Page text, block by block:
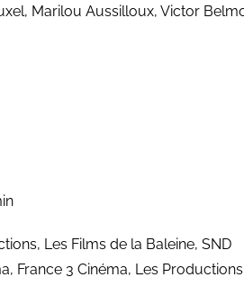
Marilou Aussilloux, Victor
Les Films de la Baleine, SND
France 3 Cinéma, Les